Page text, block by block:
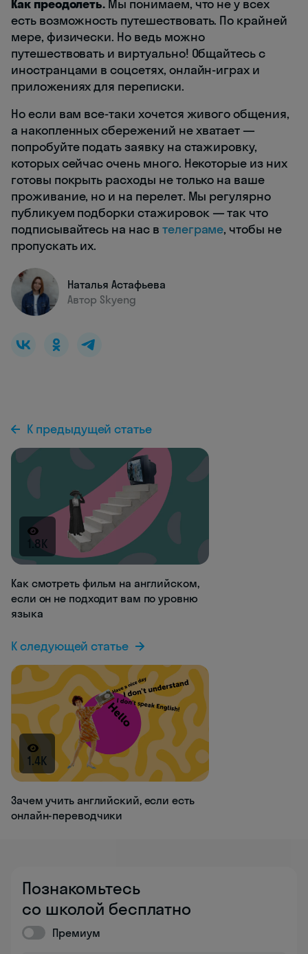
Как преодолеть. Мы понимаем, что не у всех
есть возможность путешествовать. По крайней
мере, физически. Но ведь можно
путешествовать и виртуально! Общайтесь с
иностранцами в соцсетях, онлайн-играх и
приложениях для переписки.
Но если вам все-таки хочется живого общения,
а накопленных сбережений не хватает —
попробуйте подать заявку на стажировку,
которых сейчас очень много. Некоторые из них
готовы покрыть расходы не только на ваше
проживание, но и на перелет. Мы регулярно
публикуем подборки стажировок — так что
подписывайтесь на нас в телеграме, чтобы не
пропускать их.
Наталья Астафьева
Автор Skyeng
К предыдущей статье
1.8K
Как смотреть фильм на английском,
если он не подходит вам по уровню
языка
К следующей статье
1.4K
Зачем учить английский, если есть
онлайн-переводчики
Познакомьтесь
со школой бесплатно
Премиум